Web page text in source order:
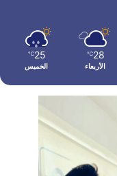
28
℃
الأربعاء
25
℃
الخميس